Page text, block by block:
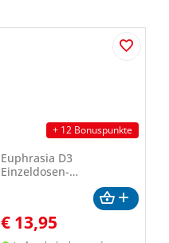
+ 12 Bonuspunkte
Euphrasia D3
Einzeldosen-
Augentropfen Weleda
€ 13,95